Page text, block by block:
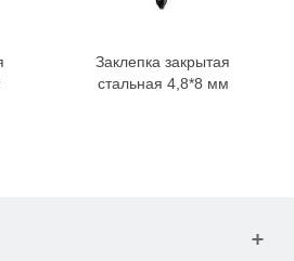
Заклепка закрытая
стальная 4,8*8 мм